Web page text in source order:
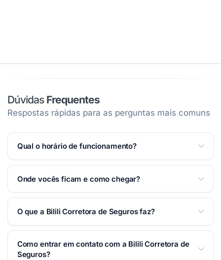
Dúvidas Frequentes
Respostas rápidas para as perguntas mais comuns
Qual o horário de funcionamento?
Atendemos Segunda a Sexta das 09:00 às 18:00;
Ver horários completos
na página.
Onde vocês ficam e como chegar?
Estamos na Rua Vitória Régia, 1340 — Campos
Waze ou Google Maps naseção Localizaçãodesta
página.
O que a Bilili Corretora de Seguros faz?
Corretoras de Seguro em Taubaté. Seguro de vida e
também para automóveis, residência, empresarial e
Como entrar em contato com a Bilili Corretora de
Seguros?